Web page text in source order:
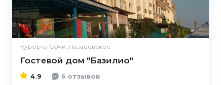
Курорты Сочи, Лазаревское
Гостевой дом "Базилио"
4.9
6 отзывов